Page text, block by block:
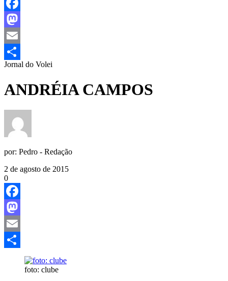
Facebook
Mastodon
Email
Share
Jornal do Volei
ANDRÉIA CAMPOS
por: Pedro - Redação
2 de agosto de 2015
0
Facebook
Mastodon
Email
foto: clube